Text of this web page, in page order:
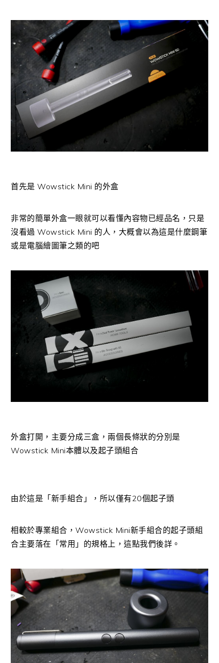
首先是 Wowstick Mini 的外盒
非常的簡單外盒一眼就可以看懂內容物已經品名，只是
沒看過 Wowstick Mini 的人，大概會以為這是什麼鋼筆
或是電腦繪圖筆之類的吧
外盒打開，主要分成三盒，兩個長條狀的分別是
Wowstick Mini本體以及起子頭組合
由於這是「新手組合」，所以僅有20個起子頭
相較於專業組合，Wowstick Mini新手組合的起子頭組
合主要落在「常用」的規格上，這點我們後詳。